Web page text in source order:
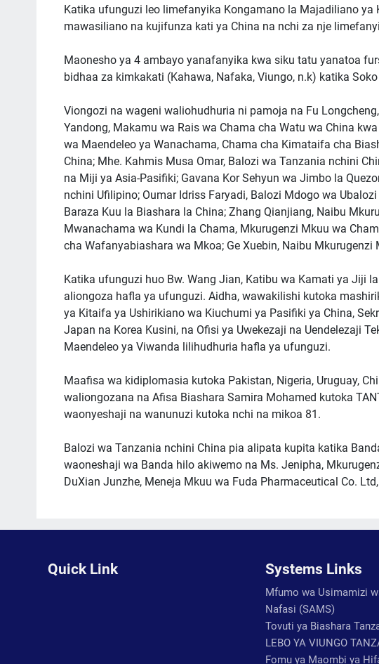
Katika ufunguzi leo limefanyika Kongamano la Majadiliano
mawasiliano na kujifunza kati ya China na nchi za nje
Maonesho ya 4 ambayo yanafanyika kwa siku tatu yanatoa
bidhaa za kimkakati (Kahawa, Nafaka, Viungo, n.k) katika
Viongozi na wageni waliohudhuria ni pamoja na Fu
Yandong, Makamu wa Rais wa Chama cha Watu wa China
wa Maendeleo ya Wanachama, Chama cha Kimataifa cha
China; Mhe. Kahmis Musa Omar, Balozi wa Tanzania nchini
na Miji ya Asia-Pasifiki; Gavana Kor Sehyun wa Jimbo la
nchini Ufilipino; Oumar Idriss Faryadi, Balozi Mdogo wa
Baraza Kuu la Biashara la China; Zhang Qianjiang, Naibu
Mwanachama wa Kundi la Chama, Mkurugenzi Mkuu wa
cha Wafanyabiashara wa Mkoa; Ge Xuebin, Naibu
Katika ufunguzi huo Bw. Wang Jian, Katibu wa Kamati ya Jiji
aliongoza hafla ya ufunguzi. Aidha, wawakilishi kutoka
ya Kitaifa ya Ushirikiano wa Kiuchumi ya Pasifiki ya China,
Japan na Korea Kusini, na Ofisi ya Uwekezaji na Uendelezaji
Maendeleo ya Viwanda lilihudhuria hafla ya ufunguzi.
Maafisa wa kidiplomasia kutoka Pakistan, Nigeria, Uruguay,
waliongozana na Afisa Biashara Samira Mohamed kutoka
waonyeshaji na wanunuzi kutoka nchi na mikoa 81.
Balozi wa Tanzania nchini China pia alipata kupita katika
waoneshaji wa Banda hilo akiwemo na Ms. Jenipha,
DuXian Junzhe, Meneja Mkuu wa Fuda Pharmaceutical Co.
Quick Link Systems Links
Mfumo wa Usimamizi
Nafasi (SAMS)
Tovuti ya Biashara
LEBO YA VIUNGO
Fomu ya Maombi ya